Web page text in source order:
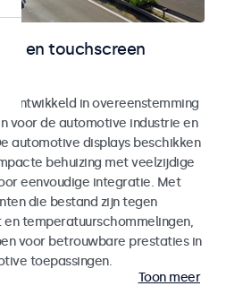
en touchscreen
ontwikkeld in overeenstemming
voor de automotive industrie en
automotive displays beschikken
behuizing met veelzijdige
eenvoudige integratie. Met
die bestand zijn tegen
temperatuurschommelingen,
voor betrouwbare prestaties in
toepassingen.
Toon meer